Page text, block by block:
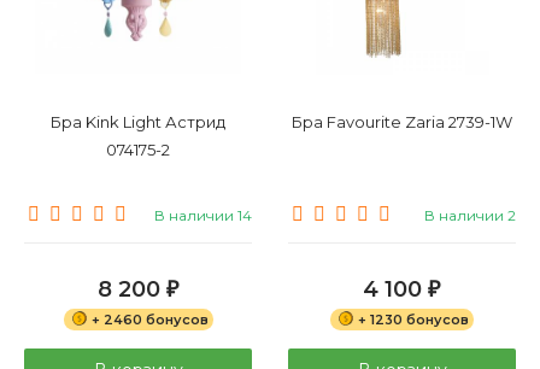
Бра Kink Light Астрид
074175-2
В наличии 14
8 200 ₽
+ 2460 бонусов
Бра Favourite Zaria 2739-1W
В наличии 2
4 100 ₽
+ 1230 бонусов